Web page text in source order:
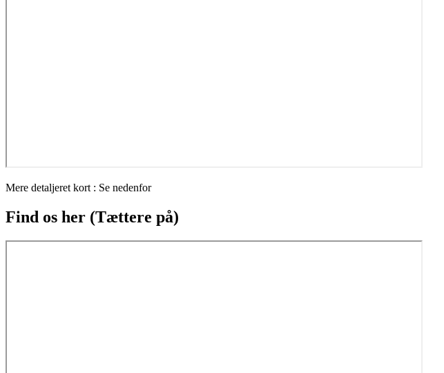
Mere detaljeret kort : Se nedenfor
Find os her (Tættere på)